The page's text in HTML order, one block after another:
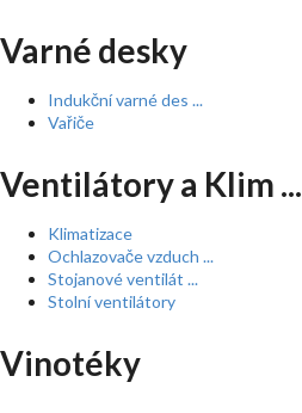
Varné desky
Indukční varné des ...
Vařiče
Ventilátory a Klim ...
Klimatizace
Ochlazovače vzduch ...
Stojanové ventilát ...
Stolní ventilátory
Vinotéky